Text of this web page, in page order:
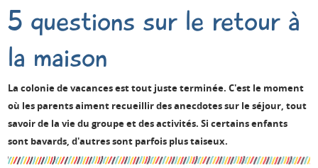
Nos séjours
Espace familles
Infos pratiques
5 questions sur le retour à
la maison
La colonie de vacances est tout juste terminée. C'est le moment
où les parents aiment recueillir des anecdotes sur le séjour, tout
savoir de la vie du groupe et des activités. Si certains enfants
sont bavards, d'autres sont parfois plus taiseux.